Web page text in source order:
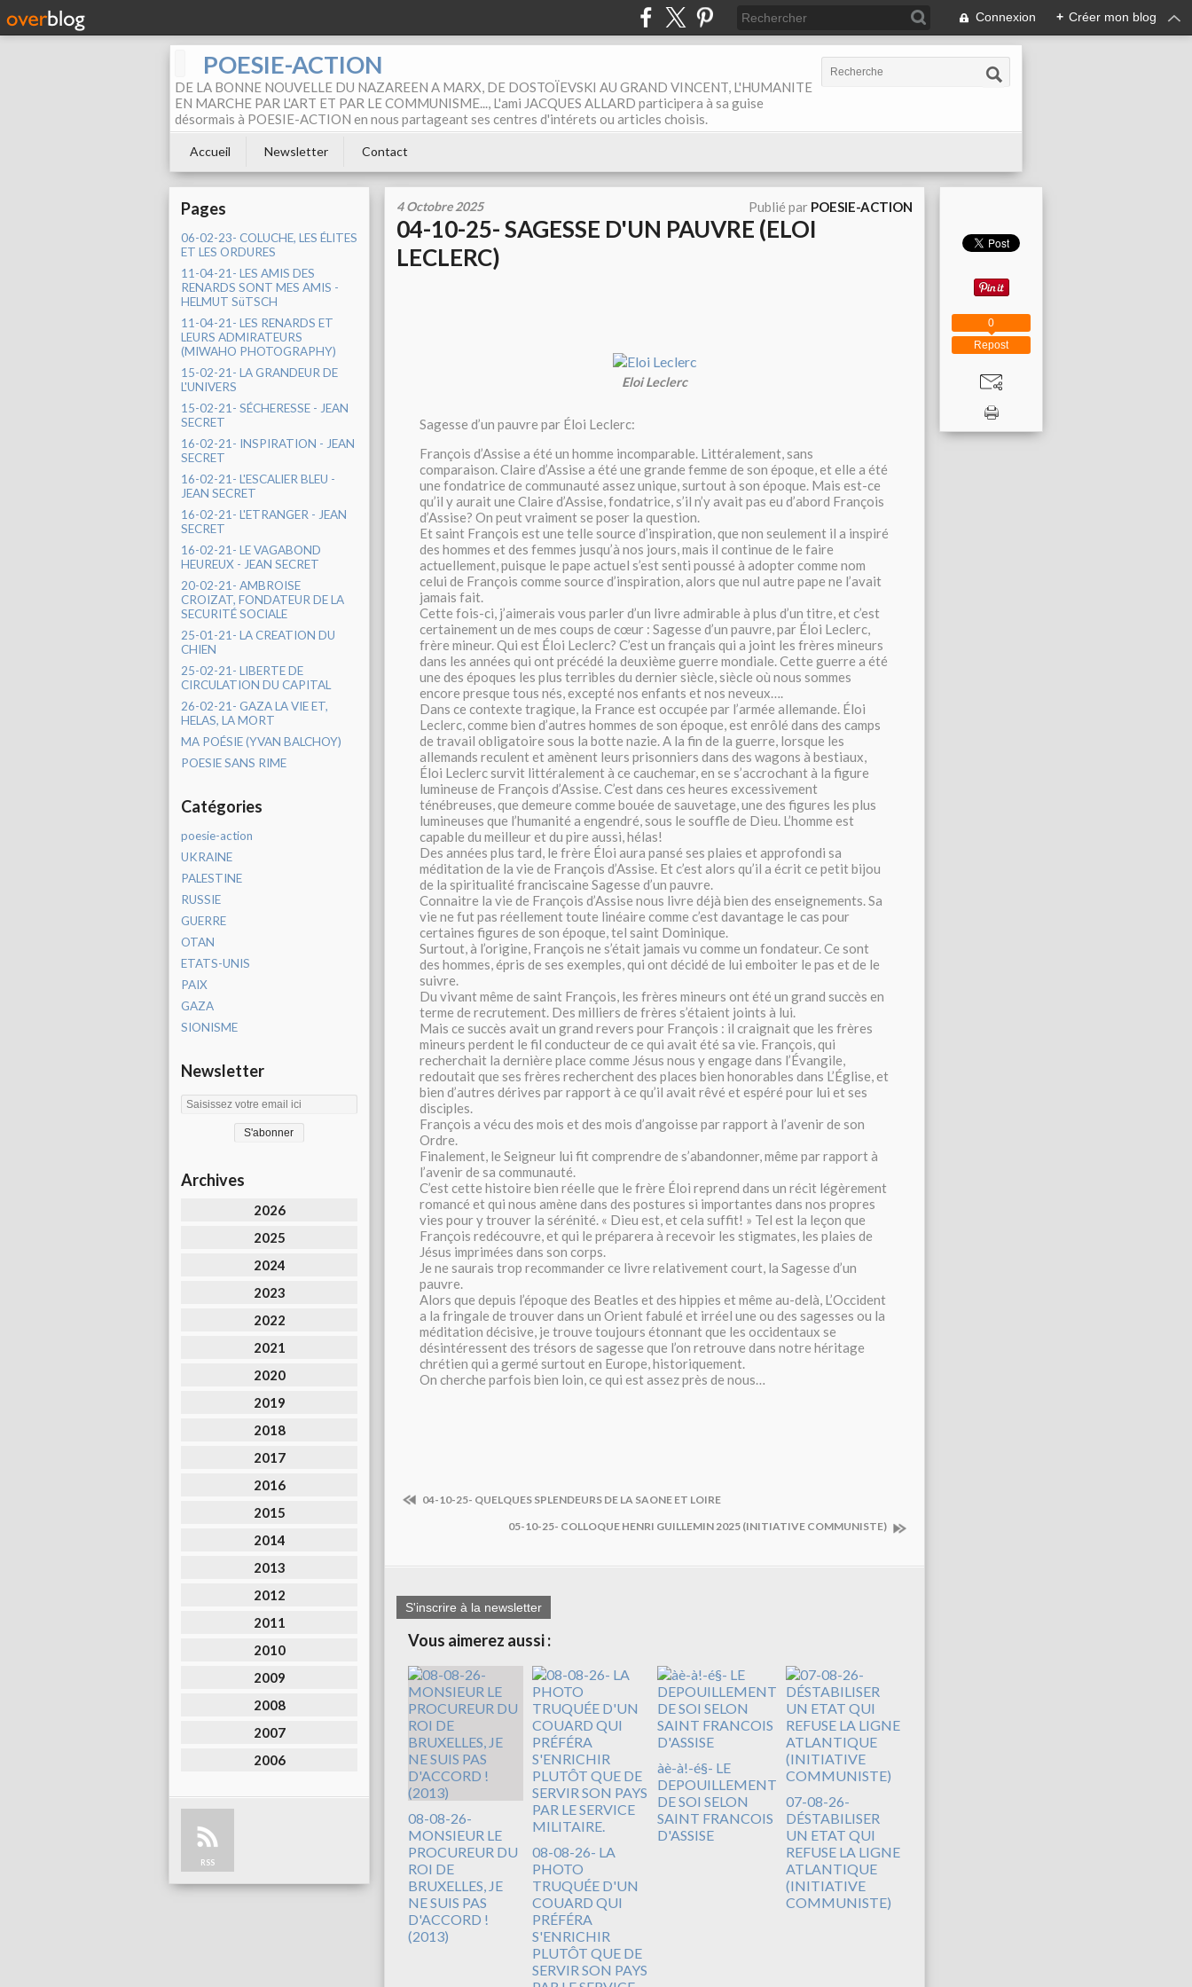
Connexion + Créer mon blog
POESIE-ACTION
DE LA BONNE NOUVELLE DU NAZAREEN A MARX, DE DOSTOÏEVSKI AU GRAND VINCENT, L'HUMANITE
EN MARCHE PAR L'ART ET PAR LE COMMUNISME..., L'ami JACQUES ALLARD participera à sa guise
désormais à POESIE-ACTION en nous partageant ses centres d'intérets ou articles choisis.
Accueil Newsletter Contact
Pages
06-02-23- COLUCHE, LES ÉLITES
ET LES ORDURES
11-04-21- LES AMIS DES
RENARDS SONT MES AMIS -
HELMUT SüTSCH
11-04-21- LES RENARDS ET
LEURS ADMIRATEURS
(MIWAHO PHOTOGRAPHY)
15-02-21- LA GRANDEUR DE
L'UNIVERS
15-02-21- SÉCHERESSE - JEAN
SECRET
16-02-21- INSPIRATION - JEAN
SECRET
16-02-21- L'ESCALIER BLEU -
JEAN SECRET
16-02-21- L'ETRANGER - JEAN
SECRET
16-02-21- LE VAGABOND
HEUREUX - JEAN SECRET
20-02-21- AMBROISE
CROIZAT, FONDATEUR DE LA
SECURITÉ SOCIALE
25-01-21- LA CREATION DU
CHIEN
25-02-21- LIBERTE DE
CIRCULATION DU CAPITAL
26-02-21- GAZA LA VIE ET,
HELAS, LA MORT
MA POÉSIE (YVAN BALCHOY)
POESIE SANS RIME
Catégories
poesie-action
UKRAINE
PALESTINE
RUSSIE
GUERRE
OTAN
ETATS-UNIS
PAIX
GAZA
SIONISME
Newsletter
Archives
2026
2025
2024
2023
2022
2021
2020
2019
2018
2017
2016
2015
2014
2013
2012
2011
2010
2009
2008
2007
2006
RSS
4 Octobre 2025 Publié par POESIE-ACTION
04-10-25- SAGESSE D'UN PAUVRE (ELOI
LECLERC)
Eloi Leclerc
Sagesse d’un pauvre par Éloi Leclerc:
François d’Assise a été un homme incomparable. Littéralement, sans
comparaison. Claire d’Assise a été une grande femme de son époque, et elle a été
une fondatrice de communauté assez unique, surtout à son époque. Mais est-ce
qu’il y aurait une Claire d’Assise, fondatrice, s’il n’y avait pas eu d’abord François
d’Assise? On peut vraiment se poser la question.
Et saint François est une telle source d’inspiration, que non seulement il a inspiré
des hommes et des femmes jusqu’à nos jours, mais il continue de le faire
actuellement, puisque le pape actuel s’est senti poussé à adopter comme nom
celui de François comme source d’inspiration, alors que nul autre pape ne l’avait
jamais fait.
Cette fois-ci, j’aimerais vous parler d’un livre admirable à plus d’un titre, et c’est
certainement un de mes coups de cœur : Sagesse d’un pauvre, par Éloi Leclerc,
frère mineur. Qui est Éloi Leclerc? C’est un français qui a joint les frères mineurs
dans les années qui ont précédé la deuxième guerre mondiale. Cette guerre a été
une des époques les plus terribles du dernier siècle, siècle où nous sommes
encore presque tous nés, excepté nos enfants et nos neveux….
Dans ce contexte tragique, la France est occupée par l’armée allemande. Éloi
Leclerc, comme bien d’autres hommes de son époque, est enrôlé dans des camps
de travail obligatoire sous la botte nazie. A la fin de la guerre, lorsque les
allemands reculent et amènent leurs prisonniers dans des wagons à bestiaux,
Éloi Leclerc survit littéralement à ce cauchemar, en se s’accrochant à la figure
lumineuse de François d’Assise. C’est dans ces heures excessivement
ténébreuses, que demeure comme bouée de sauvetage, une des figures les plus
lumineuses que l’humanité a engendré, sous le souffle de Dieu. L’homme est
capable du meilleur et du pire aussi, hélas!
Des années plus tard, le frère Éloi aura pansé ses plaies et approfondi sa
méditation de la vie de François d’Assise. Et c’est alors qu’il a écrit ce petit bijou
de la spiritualité franciscaine Sagesse d’un pauvre.
Connaitre la vie de François d’Assise nous livre déjà bien des enseignements. Sa
vie ne fut pas réellement toute linéaire comme c’est davantage le cas pour
certaines figures de son époque, tel saint Dominique.
Surtout, à l’origine, François ne s’était jamais vu comme un fondateur. Ce sont
des hommes, épris de ses exemples, qui ont décidé de lui emboiter le pas et de le
suivre.
Du vivant même de saint François, les frères mineurs ont été un grand succès en
terme de recrutement. Des milliers de frères s’étaient joints à lui.
Mais ce succès avait un grand revers pour François : il craignait que les frères
mineurs perdent le fil conducteur de ce qui avait été sa vie. François, qui
recherchait la dernière place comme Jésus nous y engage dans l’Évangile,
redoutait que ses frères recherchent des places bien honorables dans L’Église, et
bien d’autres dérives par rapport à ce qu’il avait rêvé et espéré pour lui et ses
disciples.
François a vécu des mois et des mois d’angoisse par rapport à l’avenir de son
Ordre.
Finalement, le Seigneur lui fit comprendre de s’abandonner, même par rapport à
l’avenir de sa communauté.
C’est cette histoire bien réelle que le frère Éloi reprend dans un récit légèrement
romancé et qui nous amène dans des postures si importantes dans nos propres
vies pour y trouver la sérénité. « Dieu est, et cela suffit! » Tel est la leçon que
François redécouvre, et qui le préparera à recevoir les stigmates, les plaies de
Jésus imprimées dans son corps.
Je ne saurais trop recommander ce livre relativement court, la Sagesse d’un
pauvre.
Alors que depuis l’époque des Beatles et des hippies et même au-delà, L’Occident
a la fringale de trouver dans un Orient fabulé et irréel une ou des sagesses ou la
méditation décisive, je trouve toujours étonnant que les occidentaux se
désintéressent des trésors de sagesse que l’on retrouve dans notre héritage
chrétien qui a germé surtout en Europe, historiquement.
On cherche parfois bien loin, ce qui est assez près de nous…
04-10-25- QUELQUES SPLENDEURS DE LA SAONE ET LOIRE
05-10-25- COLLOQUE HENRI GUILLEMIN 2025 (INITIATIVE COMMUNISTE)
S'inscrire à la newsletter
Vous aimerez aussi :
08-08-26-
MONSIEUR LE
PROCUREUR DU
ROI DE
BRUXELLES, JE
NE SUIS PAS
D'ACCORD !
(2013)
08-08-26- LA
PHOTO
TRUQUÉE D'UN
COUARD QUI
PRÉFÉRA
S'ENRICHIR
PLUTÔT QUE DE
SERVIR SON PAYS
àè-à!-é§- LE
DEPOUILLEMENT
DE SOI SELON
SAINT FRANCOIS
D'ASSISE
07-08-26-
DÉSTABILISER
UN ETAT QUI
REFUSE LA LIGNE
ATLANTIQUE
(INITIATIVE
COMMUNISTE)
Repost
0